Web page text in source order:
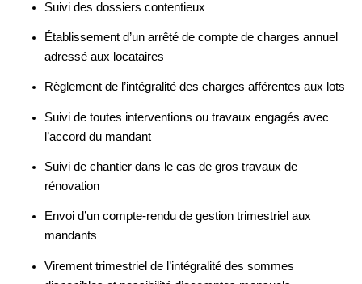
Suivi des dossiers contentieux
Établissement d’un arrêté de compte de charges annuel
adressé aux locataires
Règlement de l’intégralité des charges afférentes aux lots
Suivi de toutes interventions ou travaux engagés avec
l’accord du mandant
Suivi de chantier dans le cas de gros travaux de
rénovation
Envoi d’un compte-rendu de gestion trimestriel aux
mandants
Virement trimestriel de l’intégralité des sommes